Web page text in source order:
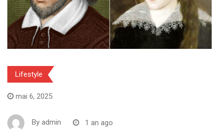
Lifestyle
mai 6, 2025
By admin 1 an ago